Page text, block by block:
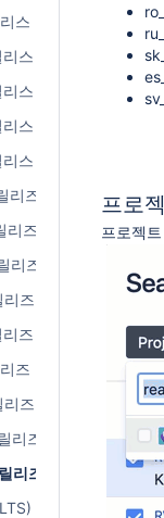
스 노트
스 노트
스 노트
스 노트
스 노트
즈 노트
즈 노트
즈 노트
즈 노트
즈 노트
즈 노트
즈 노트
즈 노트
즈 노트
릴리즈 노트
프로
프로젝